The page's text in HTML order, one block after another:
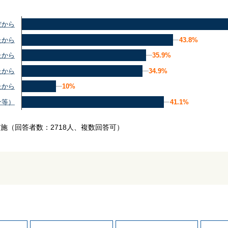
ら
ら
ら
ら
ら
）
43.8%
43.8%
35.9%
35.9%
34.9%
34.9%
10%
10%
41.1%
41.1%
（回答者数：2718人、複数回答可）